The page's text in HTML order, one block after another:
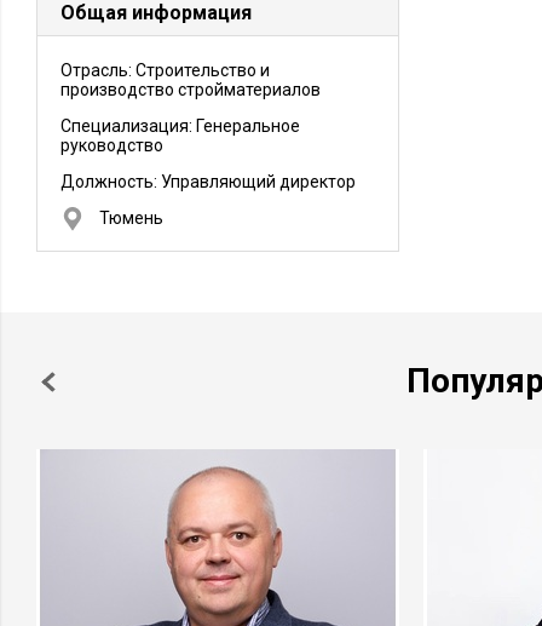
Общая информация
Отрасль: Строительство и
производство стройматериалов
Специализация: Генеральное
руководство
Должность: Управляющий директор
Тюмень